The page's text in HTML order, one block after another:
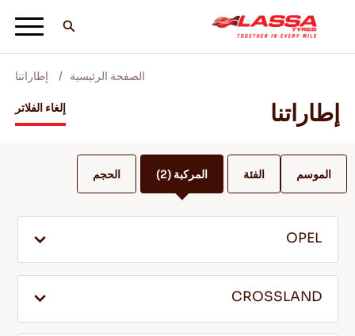
المدونات ومقاطع الفيديو
الصفحة الرئيسية إطاراتنا
إطاراتنا إلغاء الفلاتر
الموسم الفئة المركبة (2) الحجم
OPEL
CROSSLAND